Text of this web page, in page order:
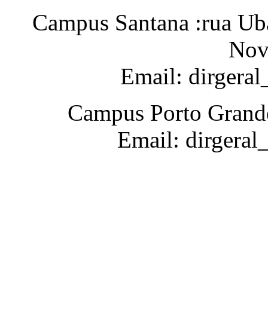
Campus Santana :rua
Email:
Campus Porto
Email: